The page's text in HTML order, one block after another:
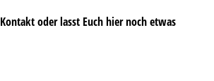
oder lasst Euch hier noch etwas